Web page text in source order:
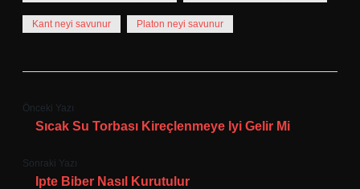
Kant neyi savunur Platon neyi savunur
Önceki Yazı
Sıcak Su Torbası Kireçlenmeye Iyi Gelir Mi
Sonraki Yazı
Ipte Biber Nasıl Kurutulur